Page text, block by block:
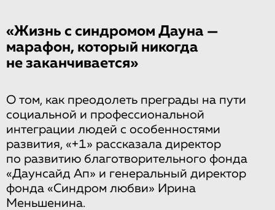
«Жизнь с синдромом Дауна —
марафон, который никогда
не заканчива­ет­ся»
О том, как преодолеть преграды на пути
социальной и профессиональной
интеграции людей с особенностями
развития, «+1» рассказала директор
по развитию благотворительного фонда
«Даунсайд Ап» и генеральный директор
фонда «Синдром любви» Ирина
Меньшенина.